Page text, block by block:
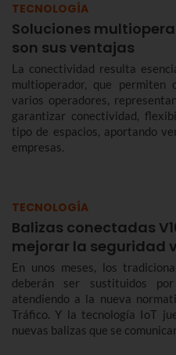
TECNOLOGÍA
Soluciones
son sus ventajas
La conectividad resulta
multioperador, que
varios operadores,
garantizar conectividad,
tipo de espacios, aportando
empresas.
TECNOLOGÍA
Balizas conectadas
mejorar la seguridad
En unos meses, los
deberán ser sustituidos
atendiendo a la nueva
Tráfico. Y la tecnología IoT
nuevas balizas que se